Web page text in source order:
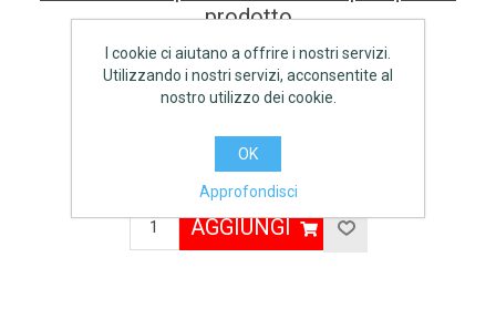
prodotto
Produttore: PI BELT
€8,60 IVA inclusa
AGGIUNGI
I cookie ci aiutano a offrire i nostri servizi.
Utilizzando i nostri servizi, acconsentite al
nostro utilizzo dei cookie.
OK
Approfondisci